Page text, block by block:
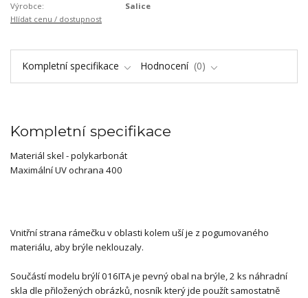
Výrobce:
Salice
Hlídat cenu / dostupnost
Kompletní specifikace Hodnocení 0
Kompletní specifikace
Materiál skel - polykarbonát
Maximální UV ochrana 400
Vnitřní strana rámečku v oblasti kolem uší je z pogumovaného
materiálu, aby brýle neklouzaly.
Součástí modelu brýlí 016ITA je pevný obal na brýle, 2 ks náhradní
skla dle přiložených obrázků, nosník který jde použít samostatně